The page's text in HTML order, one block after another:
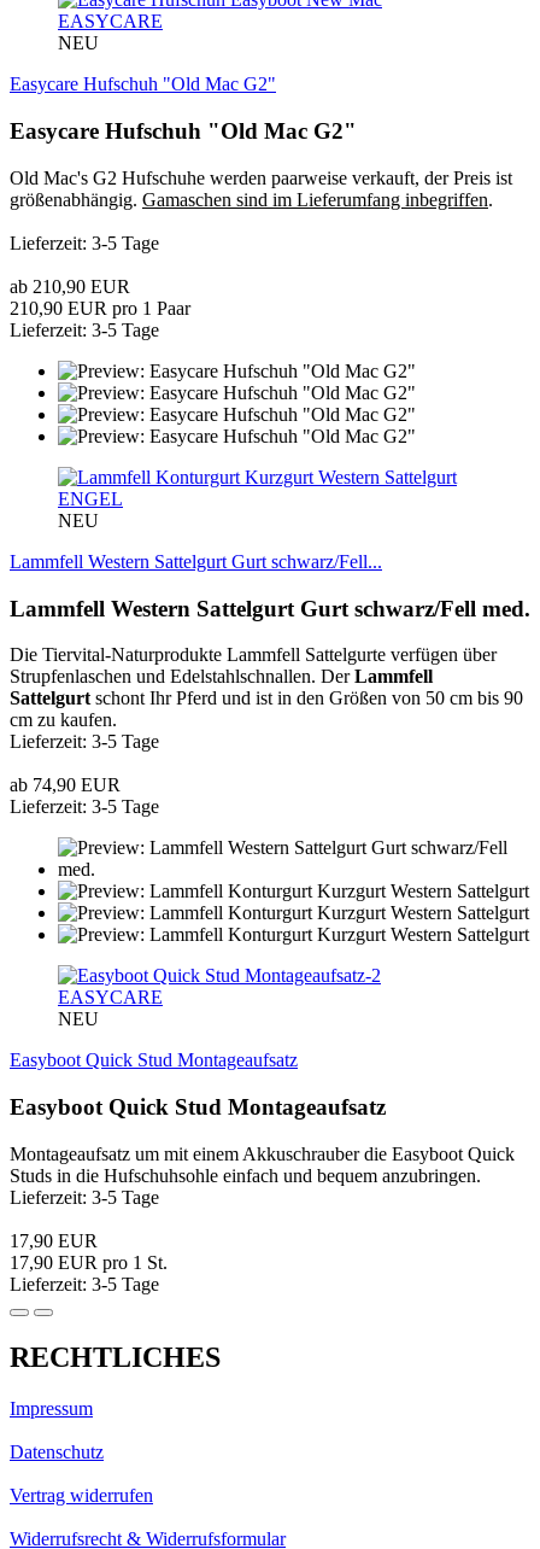
EASYCARE
NEU
Easycare Hufschuh "Old Mac G2"
Easycare Hufschuh "Old Mac G2"
Old Mac's G2 Hufschuhe werden paarweise verkauft, der Preis ist
größenabhängig. Gamaschen sind im Lieferumfang inbegriffen.
Lieferzeit: 3-5 Tage
ab 210,90 EUR
210,90 EUR pro 1 Paar
Lieferzeit: 3-5 Tage
ENGEL
NEU
Lammfell Western Sattelgurt Gurt schwarz/Fell...
Lammfell Western Sattelgurt Gurt schwarz/Fell med.
Die Tiervital-Naturprodukte Lammfell Sattelgurte verfügen über
Strupfenlaschen und Edelstahlschnallen. DerLammfell
Sattelgurt schont Ihr Pferd und ist in den Größen von 50 cm bis 90
cm zu kaufen.
Lieferzeit: 3-5 Tage
ab 74,90 EUR
Lieferzeit: 3-5 Tage
EASYCARE
NEU
Easyboot Quick Stud Montageaufsatz
Easyboot Quick Stud Montageaufsatz
Montageaufsatz um mit einem Akkuschrauber die Easyboot Quick
Studs in die Hufschuhsohle einfach und bequem anzubringen.
Lieferzeit: 3-5 Tage
17,90 EUR
17,90 EUR pro 1 St.
Lieferzeit: 3-5 Tage
RECHTLICHES
Impressum
Datenschutz
Vertrag widerrufen
Widerrufsrecht & Widerrufsformular